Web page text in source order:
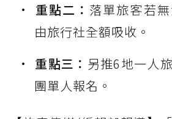
重點二： 落單旅客若
由旅行社全額吸收。
重點三： 另推6地一人
團單人報名。